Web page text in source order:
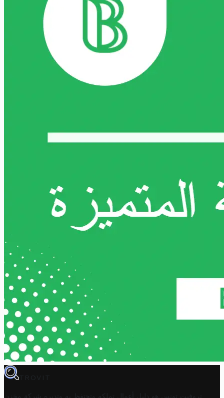
TROVIT
تروفيت تونس هو دليل أعمال تملكه وتحتفظ به وتديره شركة مخزن